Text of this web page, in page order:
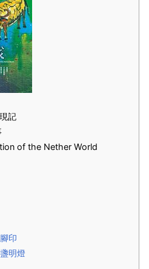
記
of the Nether World
印
明燈